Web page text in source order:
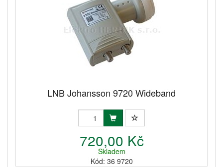
LNB Johansson 9720 Wideband
720,00 Kč
Skladem
Kód: 36 9720